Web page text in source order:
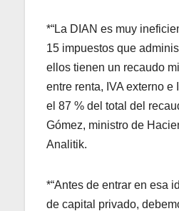
*“La DIAN es muy
15 impuestos que
ellos tienen un recaudo
entre renta, IVA externo e
el 87 % del total del
Gómez, ministro de
Analitik.
*“Antes de entrar en esa
de capital privado,